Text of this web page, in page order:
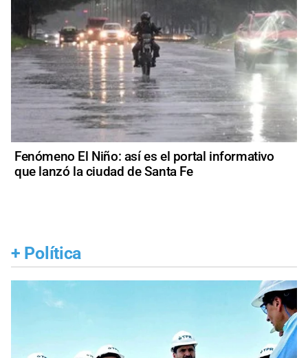
Fenómeno El Niño: así es el portal informativo
que lanzó la ciudad de Santa Fe
+ Política